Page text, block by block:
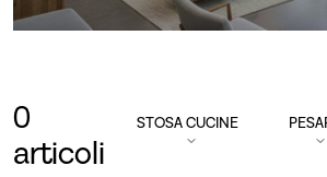
0
articoli
STOSA CUCINE